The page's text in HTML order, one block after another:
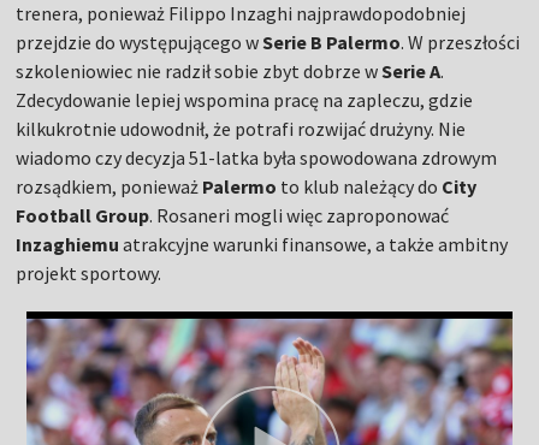
trenera, ponieważ Filippo Inzaghi najprawdopodobniej
przejdzie do występującego wSerie B Palermo. W przeszłości
szkoleniowiec nie radził sobie zbyt dobrze wSerie A.
Zdecydowanie lepiej wspomina pracę na zapleczu, gdzie
kilkukrotnie udowodnił, że potrafi rozwijać drużyny. Nie
wiadomo czy decyzja 51-latka była spowodowana zdrowym
rozsądkiem, ponieważ Palermo to klub należący do City
Football Group. Rosaneri mogli więc zaproponować
Inzaghiemuatrakcyjne warunki finansowe, a także ambitny
projekt sportowy.